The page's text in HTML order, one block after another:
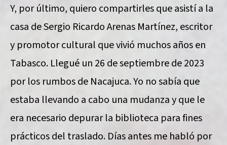
Y, por último, quiero compartirles que asistí a la
casa de Sergio Ricardo Arenas Martínez, escritor
y promotor cultural que vivió muchos años en
Tabasco. Llegué un 26 de septiembre de 2023
por los rumbos de Nacajuca. Yo no sabía que
estaba llevando a cabo una mudanza y que le
era necesario depurar la biblioteca para fines
prácticos del traslado. Días antes me habló por